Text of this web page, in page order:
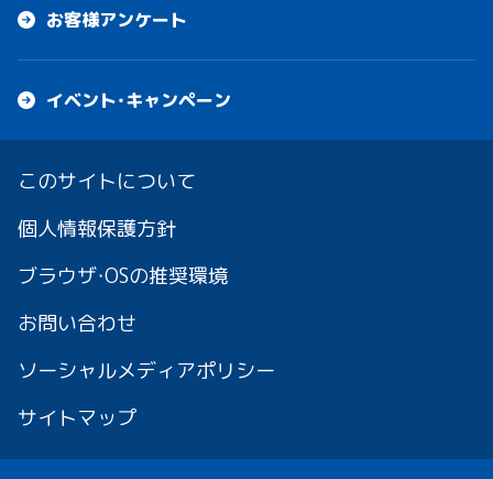
お客様アンケート
イベント・キャンペーン
このサイトについて
個人情報保護方針
ブラウザ・OSの推奨環境
お問い合わせ
ソーシャルメディアポリシー
サイトマップ